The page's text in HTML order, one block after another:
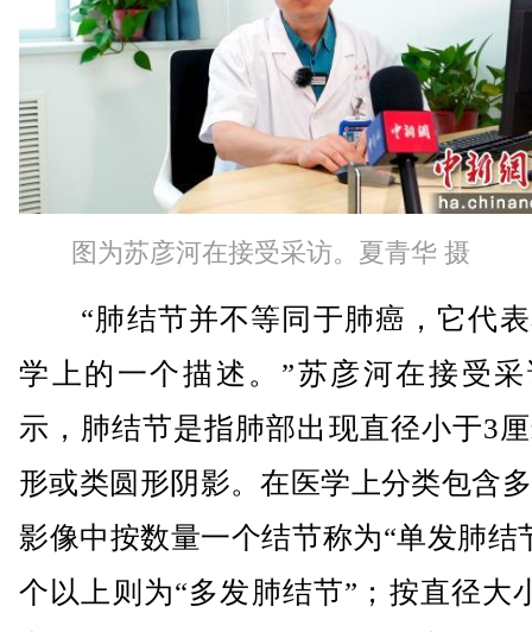
图为苏彦河在接受采访。夏青华 摄
“肺结节并不等同于肺癌，它代表
学上的一个描述。”苏彦河在接受
示，肺结节是指肺部出现直径小于3
形或类圆形阴影。在医学上分类包含
影像中按数量一个结节称为“单发肺结
个以上则为“多发肺结节”；按直径大